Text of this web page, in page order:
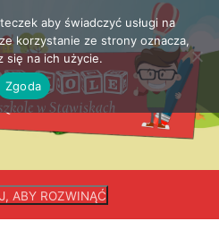
ABY ROZWINĄĆ
aby świadczyć usługi na
korzystanie ze strony oznacza,
się na ich użycie.
Zgoda